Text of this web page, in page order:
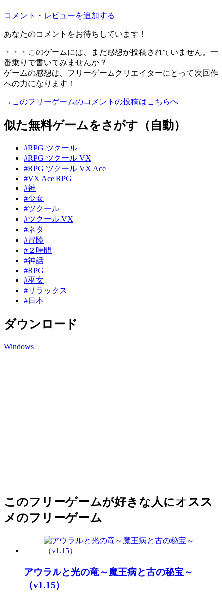
コメント・レビューを追加する
あなたのコメントをお待ちしています！
・・・このゲームには、まだ感想が投稿されていません。一
番乗りで書いてみませんか？
ゲームの感想は、フリーゲームクリエイターにとって次回作
への力になります！
→このフリーゲームのコメントの投稿はこちらへ
似た無料ゲームをさがす（自動）
#RPG ツクール
#RPG ツクール VX
#RPG ツクール VX Ace
#VX Ace RPG
#神
#少女
#ツクール
#ツクール VX
#ネタ
#冒険
#２時間
#神話
#RPG
#巫女
#リラックス
#日本
ダウンロード
Windows
このフリーゲームが好きな人にオスス
メのフリーゲーム
アウラルと光の竜～魔王病と古の秘宝～
（v1.15）